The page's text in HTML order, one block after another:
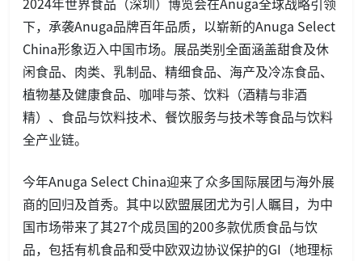
下，承袭Anuga品牌百年品质，以崭新的Anuga Select
China形象迈入中国市场。展品类别全面涵盖甜食及休
闲食品、肉类、乳制品、精细食品、海产及冷冻食品、
植物基及健康食品、咖啡与茶、饮料（酒精与非酒
精）、食品与饮料技术、餐饮服务与技术等食品与饮料
全产业链。
今年Anuga Select China迎来了众多国际展团与海外展
商的回归及首秀。其中以欧盟展团尤为引人瞩目，为中
国市场带来了其27个成员国的200多款优质食品与饮
品，包括有机食品和受中欧双边协议保护的GI（地理标